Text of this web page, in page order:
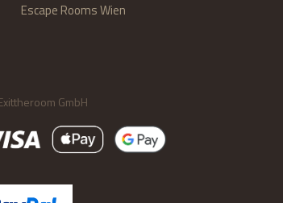
Escape Rooms Wien
GmbH